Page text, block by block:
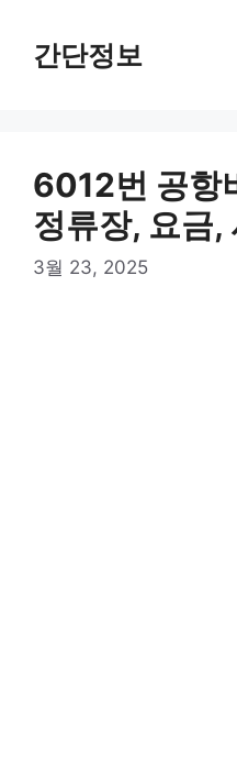
간단정보
6012번 공항
정류장, 요금,
3월 23, 2025